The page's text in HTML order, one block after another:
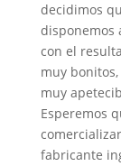
decidimos
disponemos
con el
muy
muy
Esperemos
fabricante